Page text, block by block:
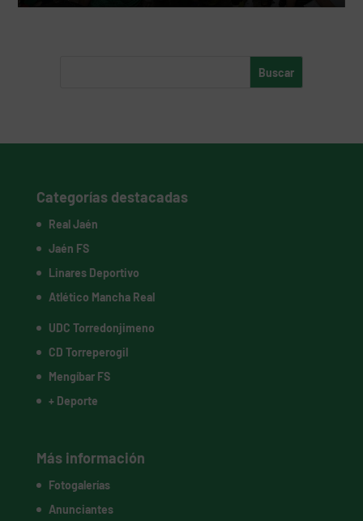
Categorías destacadas
Real Jaén
Jaén FS
Linares Deportivo
Atlético Mancha Real
UDC Torredonjimeno
CD Torreperogil
Mengíbar FS
+ Deporte
Más información
Fotogalerías
Anunciantes